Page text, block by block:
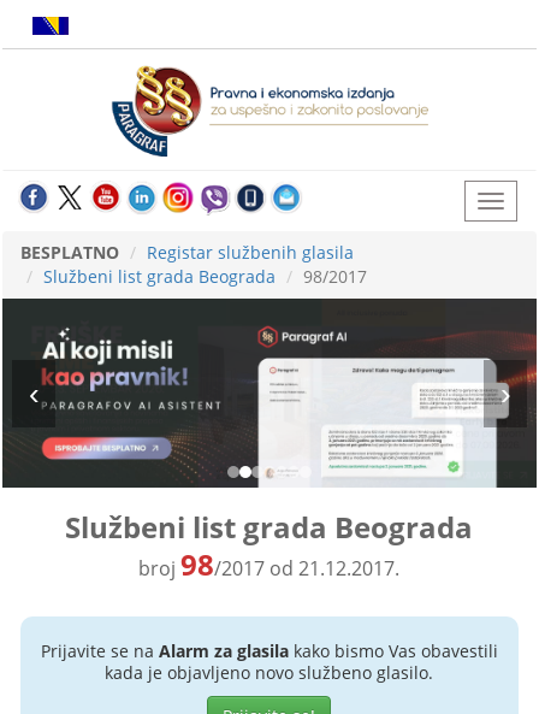
BESPLATNO
Registar službenih glasila
Službeni list grada Beograda
98/2017
Službeni list grada Beograda
broj98/2017 od 21.12.2017.
Prijavite se na Alarm za glasilakako bismo Vas obavestili
kada je objavljeno novo službeno glasilo.